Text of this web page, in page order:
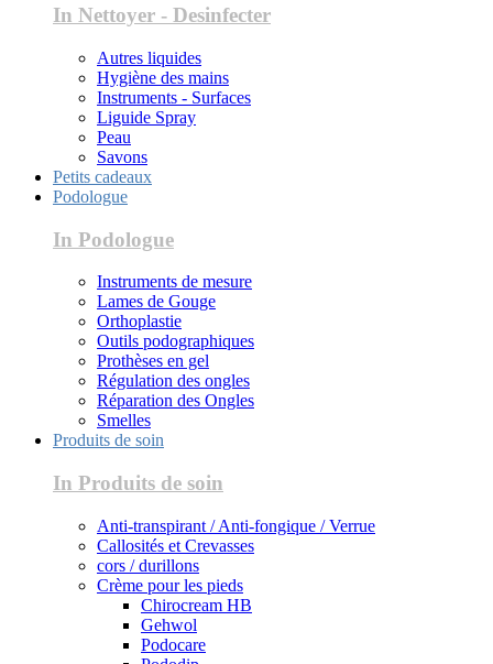
In Nettoyer - Desinfecter
Autres liquides
Hygiène des mains
Instruments - Surfaces
Liguide Spray
Peau
Savons
Petits cadeaux
Podologue
In Podologue
Instruments de mesure
Lames de Gouge
Orthoplastie
Outils podographiques
Prothèses en gel
Régulation des ongles
Réparation des Ongles
Smelles
Produits de soin
In Produits de soin
Anti-transpirant / Anti-fongique / Verrue
Callosités et Crevasses
cors / durillons
Crème pour les pieds
Chirocream HB
Gehwol
Podocare